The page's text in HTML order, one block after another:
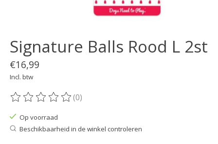
Signature Balls Rood L 2st
€16,99
Incl. btw
De beoordeling van dit product is
(0)
Op voorraad
Beschikbaarheid in de winkel controleren